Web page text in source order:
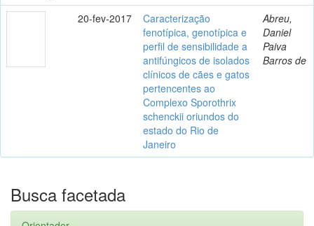
20-fev-2017
Caracterização
fenotípica, genotípica e
perfil de sensibilidade a
antifúngicos de isolados
clínicos de cães e gatos
pertencentes ao
Complexo Sporothrix
schenckii oriundos do
estado do Rio de
Janeiro
Abreu,
Daniel
Paiva
Barros de
Busca facetada